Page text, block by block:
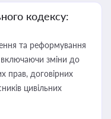
кодексу:
та реформування
включаючи зміни до
прав, договірних
цивільних